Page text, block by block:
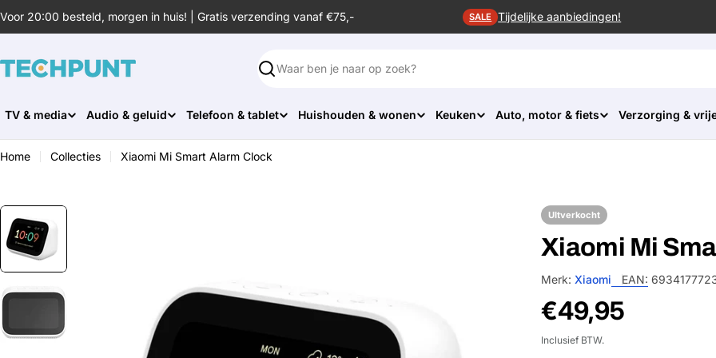
naar
inhoud
Voor 20:00 besteld, morgen in huis! | Gratis verzending vanaf €75,- SALE Tijdelijke aanbiedingen!
Zoeken
TV & media Audio & geluid Telefoon & tablet Huishouden & wonen Keuken Auto, motor & fiets Verzorging &
Home Collecties Xiaomi Mi Smart Alarm Clock
UItverkocht
Xiaomi Mi
Merk: Xiaomi EAN:
Normale
prijs
€49,95
Inclusief BTW.